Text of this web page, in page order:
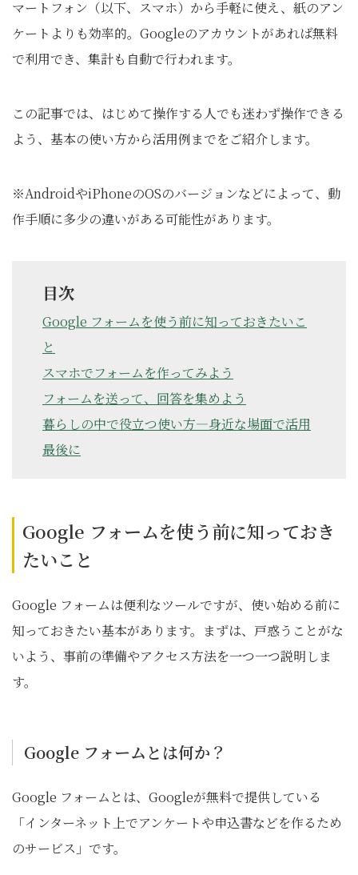
マートフォン（以下、スマホ）から手軽に使え、紙のアン
ケートよりも効率的。Googleのアカウントがあれば無料
で利用でき、集計も自動で行われます。
この記事では、はじめて操作する人でも迷わず操作できる
よう、基本の使い方から活用例までをご紹介します。
※AndroidやiPhoneのOSのバージョンなどによって、動
作手順に多少の違いがある可能性があります。
目次
Google フォームを使う前に知っておきたいこ
と
スマホでフォームを作ってみよう
フォームを送って、回答を集めよう
暮らしの中で役立つ使い方―身近な場面で活用
最後に
Google フォームを使う前に知っておき
たいこと
Google フォームは便利なツールですが、使い始める前に
知っておきたい基本があります。まずは、戸惑うことがな
いよう、事前の準備やアクセス方法を一つ一つ説明しま
す。
Google フォームとは何か？
Google フォームとは、Googleが無料で提供している
「インターネット上でアンケートや申込書などを作るため
のサービス」です。